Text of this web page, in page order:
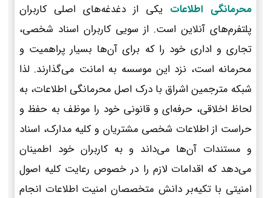
محرمانگی اطلاعات یکی از دغدغه‌های اصلی کاربران
پلتفرم‌های آنلاین است. از سویی کاربران اسناد شخصی،
تجاری و اداری خود را که برای آن‌ها بسیار پراهمیت و
محرمانه است، نزد این موسسه به امانت می‌گذارند. لذا
شبکه مترجمین اشراق با درک اصل محرمانگی اطلاعات، به
لحاظ اخلاقی، حرفه‌ای و قانونی خود را موظف به حفظ و
حراست از اطلاعات شخصی مشتریان و کلیه مدارک، اسناد
و مستندات آن‌ها می‌داند و به کاربران خود اطمینان
می‌دهد که اقدامات لازم را در خصوص رعایت کلیه اصول
امنیتی با تکیه‌بر دانش متخصصان امنیت اطلاعات انجام